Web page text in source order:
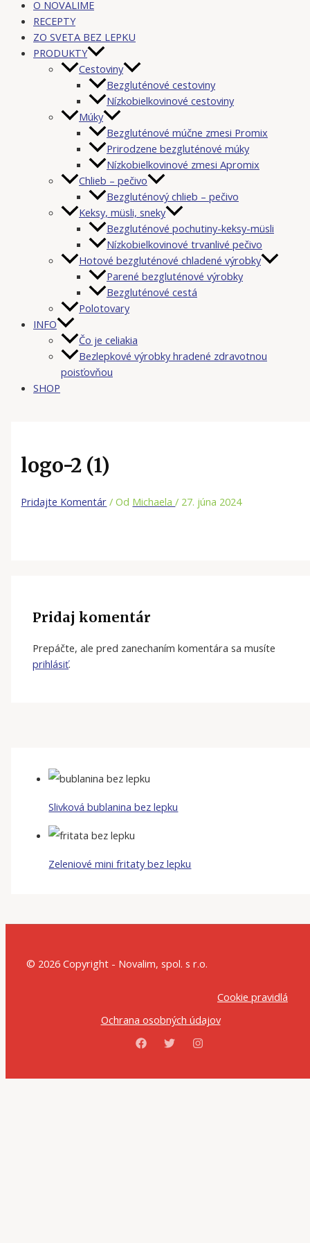
O NOVALIME
RECEPTY
ZO SVETA BEZ LEPKU
PRODUKTY
Cestoviny
Bezgluténové cestoviny
Nízkobielkovinové cestoviny
Múky
Bezgluténové múčne zmesi Promix
Prirodzene bezgluténové múky
Nízkobielkovinové zmesi Apromix
Chlieb – pečivo
Bezgluténový chlieb – pečivo
Keksy, müsli, sneky
Bezgluténové pochutiny-keksy-müsli
Nízkobielkovinové trvanlivé pečivo
Hotové bezgluténové chladené výrobky
Parené bezgluténové výrobky
Bezgluténové cestá
Polotovary
INFO
Čo je celiakia
Bezlepkové výrobky hradené zdravotnou
poisťovňou
SHOP
logo-2 (1)
Pridajte Komentár / Od Michaela/ 27. júna 2024
Pridaj komentár
Prepáčte, ale pred zanechaním komentára sa musíte
prihlásiť.
Slivková bublanina bez lepku
Zeleniové mini fritaty bez lepku
© 2026 Copyright - Novalim, spol. s r.o.
Cookie pravidlá
Ochrana osobných údajov